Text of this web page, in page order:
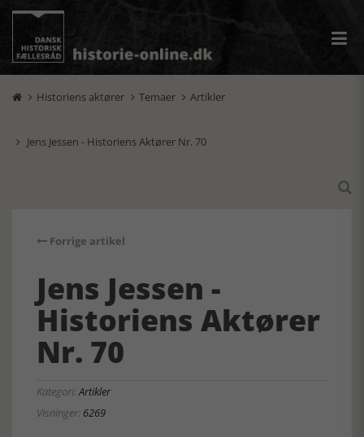
 Historiens aktører  Temaer  Artikler
 Jens Jessen - Historiens Aktører Nr. 70

Forrige artikel
Jens Jessen -
Historiens Aktører
Nr. 70
Kategori:Artikler
Visninger: 6269